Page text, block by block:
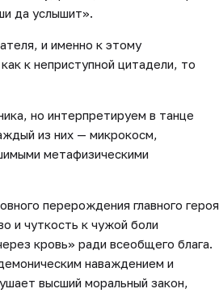
да услышит».
и именно к этому
к неприступной цитадели, то
но интерпретируем в танце
из них — микрокосм,
метафизическими
перерождения главного героя
и чуткость к чужой боли
кровь» ради всеобщего блага.
наваждением и
высший моральный закон,